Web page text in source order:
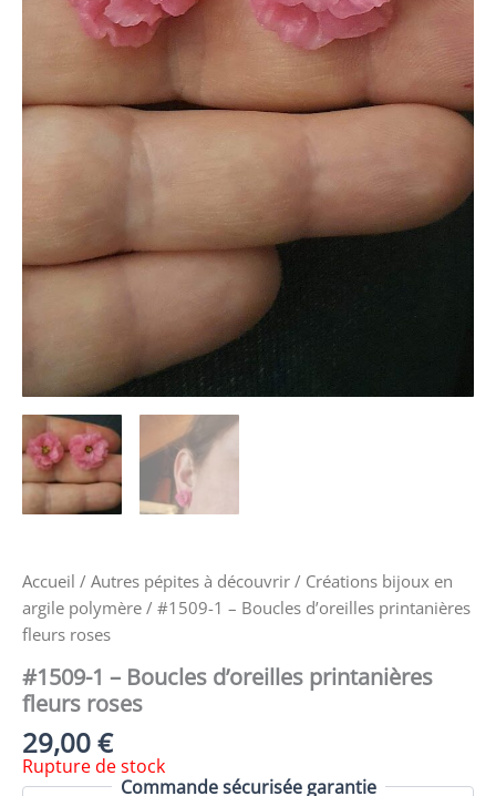
Accueil / Autres pépites à découvrir / Créations bijoux en
argile polymère / #1509-1 – Boucles d’oreilles printanières
fleurs roses
#1509-1 – Boucles d’oreilles printanières
fleurs roses
29,00€
Rupture de stock
Commande sécurisée garantie